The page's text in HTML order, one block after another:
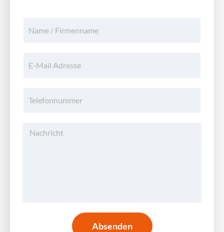
Absenden